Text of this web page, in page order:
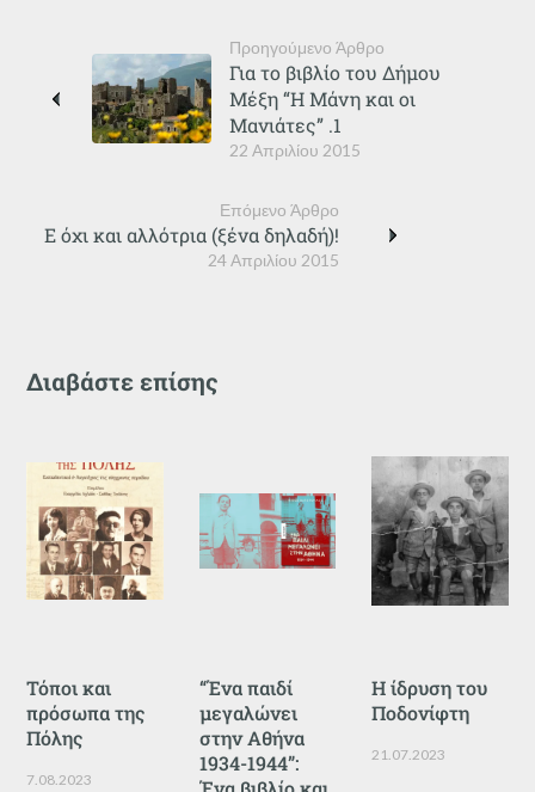
Προηγούμενο Άρθρο
22 Απριλίου 2015
Για το βιβλίο του Δήμου
Μέξη “Η Μάνη και οι
Μανιάτες” .1
Επόμενο Άρθρο
24 Απριλίου 2015
Ε όχι και αλλότρια (ξένα δηλαδή)!
Διαβάστε επίσης
Τόποι και
πρόσωπα της
Πόλης
7.08.2023
“Ένα παιδί
μεγαλώνει
στην Αθήνα
1934-1944”:
Η ίδρυση του
Ποδονίφτη
21.07.2023